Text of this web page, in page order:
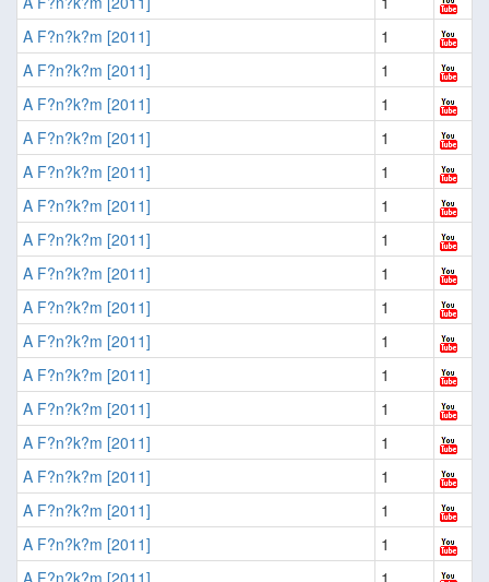
A F?n?k?m [2011]
1
A F?n?k?m [2011]
1
A F?n?k?m [2011]
1
A F?n?k?m [2011]
1
A F?n?k?m [2011]
1
A F?n?k?m [2011]
1
A F?n?k?m [2011]
1
A F?n?k?m [2011]
1
A F?n?k?m [2011]
1
A F?n?k?m [2011]
1
A F?n?k?m [2011]
1
A F?n?k?m [2011]
1
A F?n?k?m [2011]
1
A F?n?k?m [2011]
1
A F?n?k?m [2011]
1
A F?n?k?m [2011]
1